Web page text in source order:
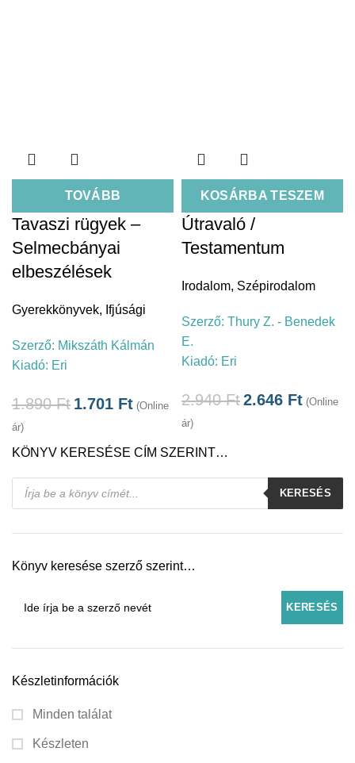
KÖNYV KERESÉSE CÍM SZERINT…
Products
search
KERESÉS
Könyv keresése szerző szerint…
Készletinformációk
Minden találat
Készleten
TOVÁBB
Tavaszi rügyek –
Selmecbányai
elbeszélések
Gyerekkönyvek, Ifjúsági
Szerző: Mikszáth Kálmán
Kiadó: Eri
1.890Ft 1.701 Ft (Online
ár)
KOSÁRBA TESZEM
Útravaló /
Testamentum
Irodalom, Szépirodalom
Szerző: Thury Z. - Benedek
E.
Kiadó: Eri
2.940Ft2.646 Ft (Online
ár)